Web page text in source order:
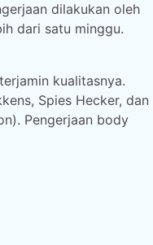
dilakukan oleh
dari satu minggu.
kualitasnya.
Spies Hecker, dan
Pengerjaan body